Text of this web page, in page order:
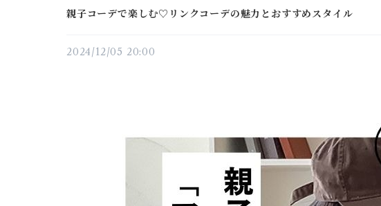
親子コーデで楽しむ♡リンクコーデの魅力とおすすめスタイル
2024/12/05 20:00